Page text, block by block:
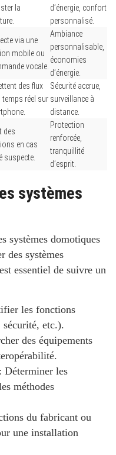
la
d’énergie, confort
personnalisé.
via une
mobile ou
vocale.
Ambiance
personnalisable,
économies
d’énergie.
des flux
temps réel sur
Sécurité accrue,
surveillance à
distance.
des
en cas
suspecte.
Protection
renforcée,
tranquillité
d’esprit.
systèmes
systèmes domotiques
des systèmes
essentiel de suivre un
les fonctions
sécurité, etc.).
des équipements
: Déterminer les
méthodes
du fabricant ou
une installation